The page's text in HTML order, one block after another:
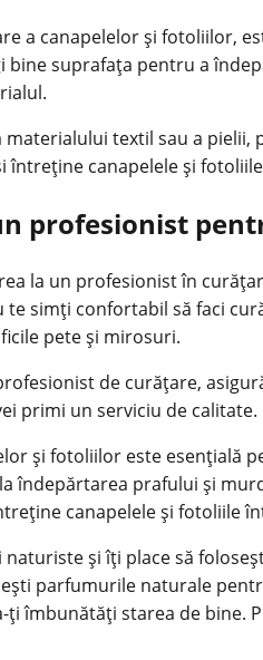
a canapelelor și fotoliilor,
bine suprafața pentru a
textil sau a
întreține canapelele și
profesionist
la un profesionist în
te simți confortabil să faci
pete și mirosuri.
de curățare,
primi un serviciu de calitate.
și fotoliilor este esențială
îndepărtarea prafului și
canapelele și fotoliile
și îți place să
parfumurile naturale
îmbunătăți starea de bine.